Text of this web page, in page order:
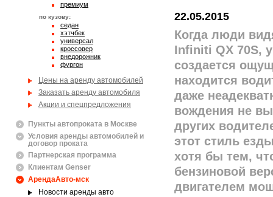
премиум
по кузову:
седан
хэтчбек
универсал
кроссовер
внедорожник
фургон
Цены на аренду автомобилей
Заказать аренду автомобиля
Акции и спецпредложения
Пункты автопроката в Москве
Условия аренды автомобилей и
договор проката
Партнерская программа
Клиентам Genser
АрендаАвто-мск
Новости аренды авто
22.05.2015
Когда люди
Infiniti QX 70S,
создается
находится
даже
вождения не
других
этот стиль
хотя бы тем,
бензиновой
двигателем